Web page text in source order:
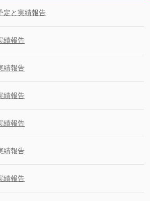
定と実績報告
績報告
績報告
績報告
績報告
績報告
績報告